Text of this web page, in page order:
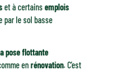
et à certainsemplois
par le sol basse
pose flottante
enrénovation. C’est